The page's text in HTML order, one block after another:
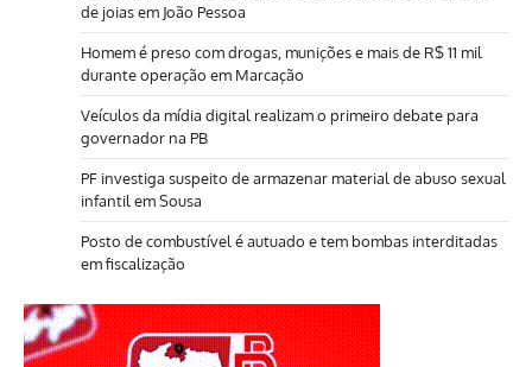
de joias em João Pessoa
Homem é preso com drogas, munições e mais de R$ 11 mil
durante operação em Marcação
Veículos da mídia digital realizam o primeiro debate para
governador na PB
PF investiga suspeito de armazenar material de abuso sexual
infantil em Sousa
Posto de combustível é autuado e tem bombas interditadas
em fiscalização